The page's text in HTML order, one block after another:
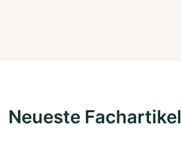
Neueste Fachartikel